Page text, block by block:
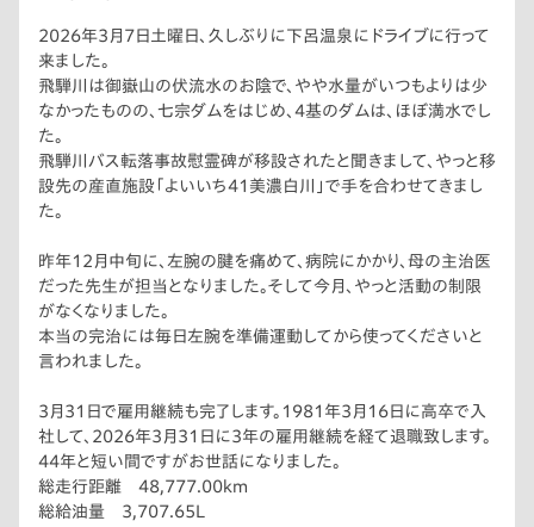
2026年3月7日土曜日、久しぶりに下呂温泉にドライブに行って
来ました。
飛騨川は御嶽山の伏流水のお陰で、やや水量がいつもよりは少
なかったものの、七宗ダムをはじめ、4基のダムは、ほぼ満水でし
た。
飛騨川バス転落事故慰霊碑が移設されたと聞きまして、やっと移
設先の産直施設「よいいち41美濃白川」で手を合わせてきまし
た。
昨年12月中旬に、左腕の腱を痛めて、病院にかかり、母の主治医
だった先生が担当となりました。そして今月、やっと活動の制限
がなくなりました。
本当の完治には毎日左腕を準備運動してから使ってくださいと
言われました。
3月31日で雇用継続も完了します。1981年3月16日に高卒で入
社して、2026年3月31日に3年の雇用継続を経て退職致します。
44年と短い間ですがお世話になりました。
総走行距離 48,777.00km
総給油量 3,707.65L